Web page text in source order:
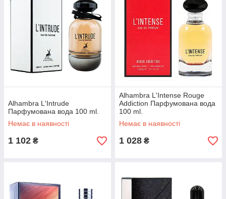
Alhambra L'Intrude
Парфумована вода 100 ml.
Немає в наявності
1 102 ₴
Alhambra L'Intense Rouge
Addiction Парфумована вода
100 ml.
Немає в наявності
1 028 ₴